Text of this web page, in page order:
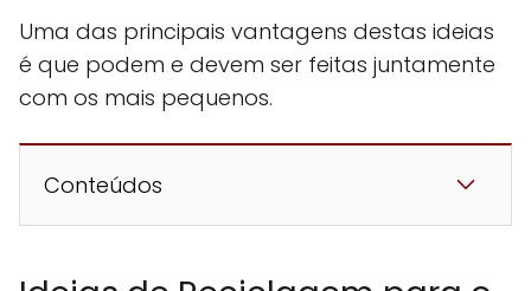
Uma das principais vantagens destas ideias
é que podem e devem ser feitas juntamente
com os mais pequenos.
Conteúdos